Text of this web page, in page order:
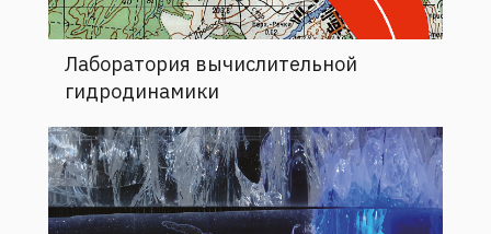
Лаборатория вычислительной
гидродинамики